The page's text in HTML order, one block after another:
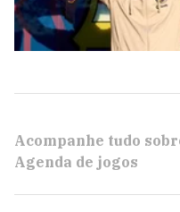
Acompanhe tudo
Agenda de jogos